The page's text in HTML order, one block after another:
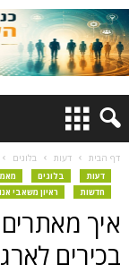
דף הבית דעות בלוגים
דעות בלוגים
חדשות
ראיון משאבי
איך מאתרים
בכירים